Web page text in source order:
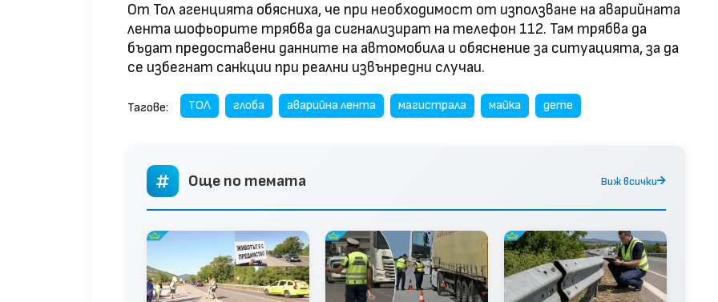
От Тол агенцията обясниха, че при необходимост от използване на аварийната
лента шофьорите трябва да сигнализират на телефон 112. Там трябва да
бъдат предоставени данните на автомобила и обяснение за ситуацията, за да
се избегнат санкции при реални извънредни случаи.
Тагове: ТОЛ глоба аварийна лента магистрала майка дете
Още по темата Виж всички